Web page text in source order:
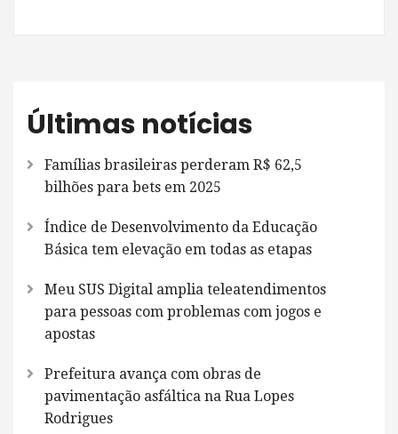
Últimas notícias
Famílias brasileiras perderam R$ 62,5
bilhões para bets em 2025
Índice de Desenvolvimento da Educação
Básica tem elevação em todas as etapas
Meu SUS Digital amplia teleatendimentos
para pessoas com problemas com jogos e
apostas
Prefeitura avança com obras de
pavimentação asfáltica na Rua Lopes
Rodrigues